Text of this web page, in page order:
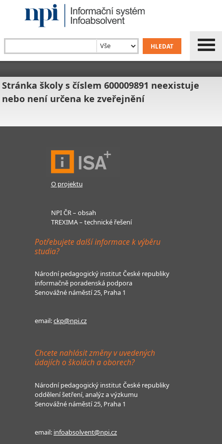
Stránka školy s číslem 600009891 neexistuje
nebo není určena ke zveřejnění
O projektu
NPI ČR – obsah
TREXIMA – technické řešení
Potřebujete další informace k výběru
studia?
Národní pedagogický institut České republiky
informačně poradenská podpora
Senovážné náměstí 25, Praha 1
email:ckp@npi.cz
Chcete nahlásit změny v uvedených
údajích o školách a oborech?
Národní pedagogický institut České republiky
oddělení šetření, analýz a výzkumu
Senovážné náměstí 25, Praha 1
email: infoabsolvent@npi.cz